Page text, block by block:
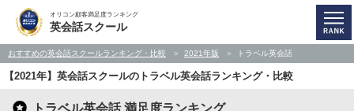
オリコン顧客満足度ランキング
英会話スクール
おすすめの英会話スクールランキング・比較 2021年版 トラベル英会話
【2021年】英会話スクールのトラベル英会話ランキング・比較
トラベル英会話 満足度ランキング